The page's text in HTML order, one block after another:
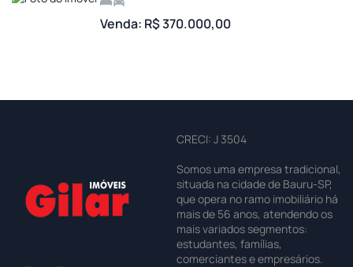
Venda: R$ 370.000,00
CRECI: J 3504
Somos uma empresa tradicional,
situada na cidade de Bauru-SP,
que opera no ramo imobiliário há
mais de 56 anos, atendendo os
mais variados segmentos:
estudantes, famílias,
comerciantes e empresários.